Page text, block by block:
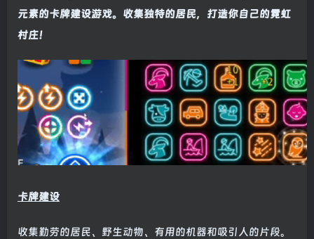
元素的卡牌建设游戏。收集独特的居民，打造你自己的霓虹
村庄！
卡牌建设
收集勤劳的居民、野生动物、有用的机器和吸引人的片段。